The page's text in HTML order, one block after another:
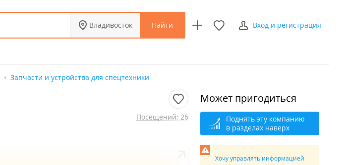
Владивосток Найти Вход и регистрация
Запчасти и устройства для спецтехники
Посещений: 26
Может пригодиться
Поднять эту компанию
в разделах наверх
Хочу управлять информацией